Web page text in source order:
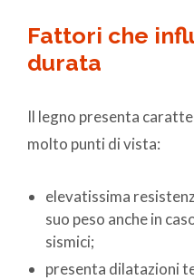
Fattori che
durata
Il legno presenta
molto punti di vista:
elevatissima
suo peso anche in
sismici;
presenta dilatazioni